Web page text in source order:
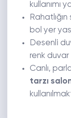
kullanımı
bol yer
Desenli
renk duvar
Canlı,
tarzı